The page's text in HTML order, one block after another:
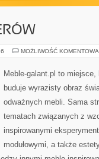
MOŻLIWOŚĆ
Meble-galant.pl to
buduje wyrazisty obraz
odważnych mebli. Sama
tematach związanych z
inspirowanymi
modułowymi, a także